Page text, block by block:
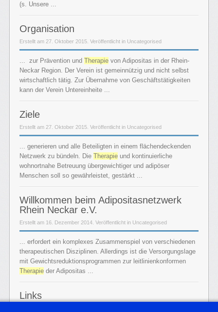
(s. Unsere ...
Organisation
Erstellt am 27. Oktober 2015. Veröffentlicht in Uncategorised
... zur Prävention und Therapie von Adipositas in der Rhein-
Neckar Region. Der Verein ist gemeinnützig und nicht selbst
wirtschaftlich tätig. Zur Übernahme von Geschäftstätigkeiten
kann der Verein Untereinheite ...
Ziele
Erstellt am 27. Oktober 2015. Veröffentlicht in Uncategorised
... generieren und alle Beteiligten in einem flächendeckenden
Netzwerk zu bündeln. Die Therapie und kontinuierliche
wohnortnahe Betreuung übergewichtiger und adipöser
Menschen soll so gewährleistet, gestärkt ...
Willkommen beim Adipositasnetzwerk
Rhein Neckar e.V.
Erstellt am 16. Dezember 2014. Veröffentlicht in Uncategorised
... erfordert ein komplexes Zusammenspiel von verschiedenen
therapeutischen Disziplinen. Allerdings ist die Versorgungslage
mit Gewichtsreduktionsprogrammen zur leitlinienkonformen
Therapie der Adipositas ...
Links